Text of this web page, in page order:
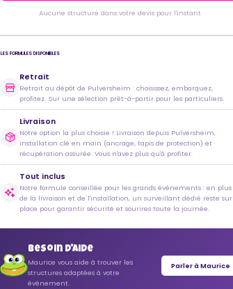
Aucune structure dans votre devis pour l'instant
LES FORMULES DISPONIBLES
Retrait
Retrait au dépôt de Pulversheim : choisissez, embarquez,
profitez. Sur une sélection prêt-à-partir pour les particuliers.
Livraison
Notre option la plus choisie ! Livraison depuis Pulversheim,
installation clé en main (ancrage, tapis de protection) et
récupération assurée. Vous n'avez plus qu'à profiter.
Tout inclus
Notre formule conseillée pour les grands événements : en plus
de la livraison et de l'installation, un surveillant dédié reste sur
place pour garantir sécurité et sourires toute la journée.
Besoin d'aide
Maurice vous aide à trouver les
structures adaptées à votre
événement.
Parler à Maurice